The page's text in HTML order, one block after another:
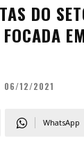
DO
06/12/2021
WhatsApp